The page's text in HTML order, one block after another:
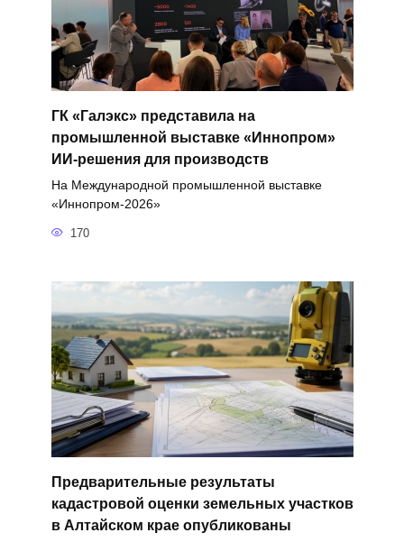
ГК «Галэкс» представила на
промышленной выставке «Иннопром»
ИИ-решения для производств
На Международной промышленной выставке
«Иннопром-2026»
170
Предварительные результаты
кадастровой оценки земельных участков
в Алтайском крае опубликованы